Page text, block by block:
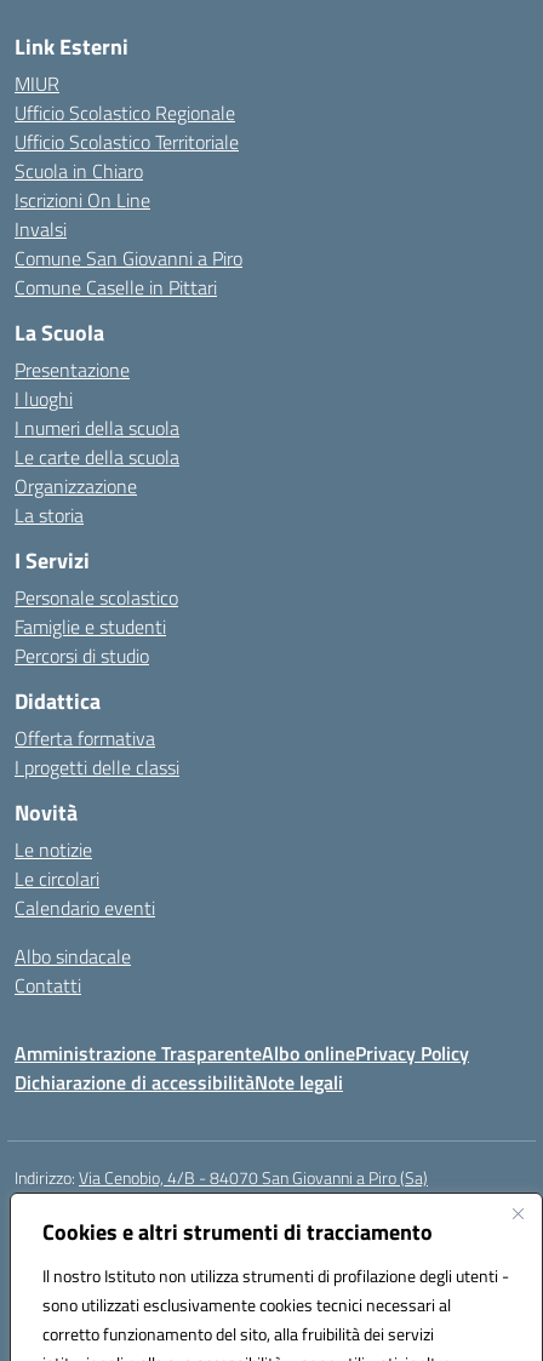
Cookies e altri strumenti di tracciamento
Il nostro Istituto non utilizza strumenti di profilazione degli utenti -
sono utilizzati esclusivamente cookies tecnici necessari al
corretto funzionamento del sito, alla fruibilità dei servizi
Link Esterni
MIUR
Ufficio Scolastico Regionale
Ufficio Scolastico Territoriale
Scuola in Chiaro
Iscrizioni On Line
Invalsi
Comune San Giovanni a Piro
Comune Caselle in Pittari
La Scuola
Presentazione
I luoghi
I numeri della scuola
Le carte della scuola
Organizzazione
La storia
I Servizi
Personale scolastico
Famiglie e studenti
Percorsi di studio
Didattica
Offerta formativa
I progetti delle classi
Novità
Le notizie
Le circolari
Calendario eventi
Albo sindacale
Contatti
Amministrazione TrasparenteAlbo onlinePrivacy Policy
Dichiarazione di accessibilitàNote legali
Indirizzo:Via Cenobio, 4/B - 84070 San Giovanni a Piro (Sa)
Centralino:
Posta elettronica certificata (PEC):saic815005@pec.istruzione.it
Codice fiscale: 84001740657
Codice meccanografico:SAIC815005
Codice Indice delle Pubbliche Amministrazioni (IPA): istsc_SAIC815005
Codice unico di fatturazione (CUF): UFDQ9V